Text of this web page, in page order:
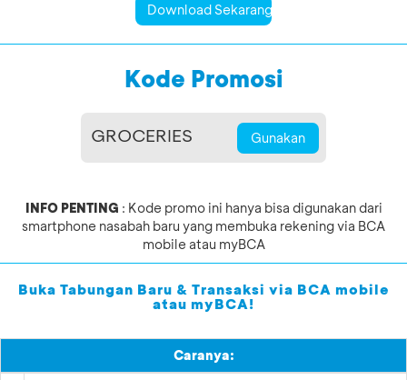
Download Sekarang
Kode Promosi
Gunakan
INFO PENTING : Kode promo ini hanya bisa digunakan dari
smartphone nasabah baru yang membuka rekening via BCA
mobile atau myBCA
Buka Tabungan Baru & Transaksi via BCA mobile
atau myBCA!
Caranya: